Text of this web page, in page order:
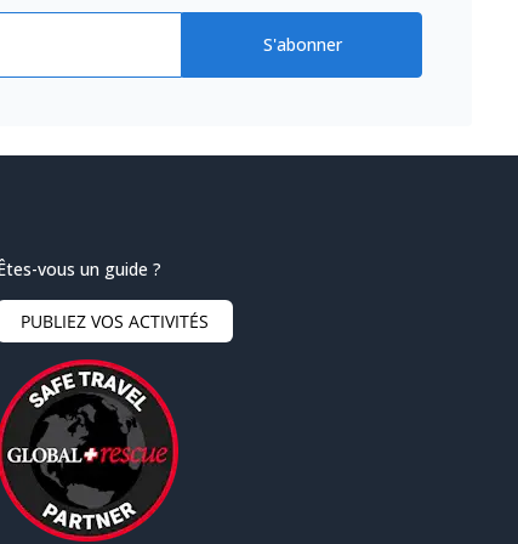
S'abonner
vous un guide ?
PUBLIEZ VOS ACTIVITÉS